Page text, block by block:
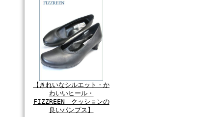
【きれいなシルエット・か
わいいヒール・
FIZZREEN クッションの
良いパンプス】